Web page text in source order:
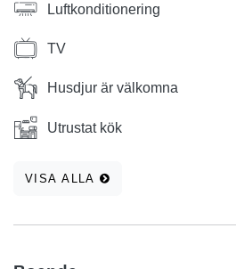
Luftkonditionering
TV
Husdjur är välkomna
Utrustat kök
VISA ALLA